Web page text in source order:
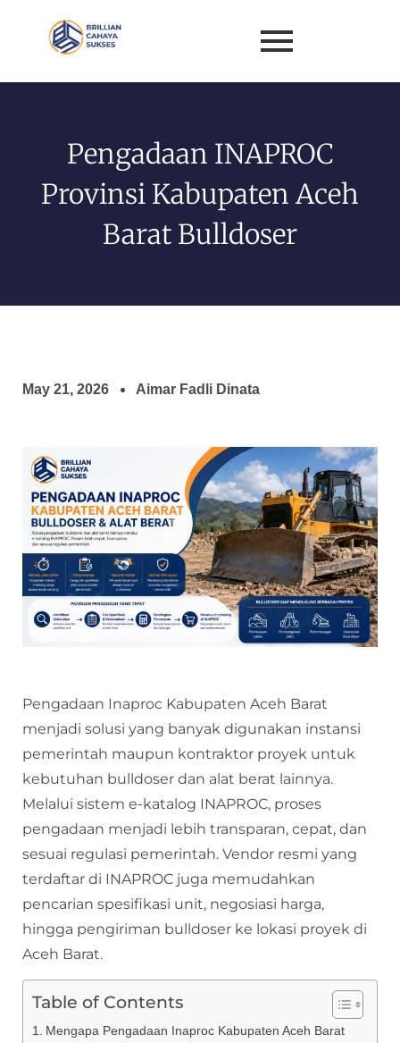
Pengadaan INAPROC
Provinsi Kabupaten Aceh
Barat Bulldoser
May 21, 2026 Aimar Fadli Dinata
Pengadaan Inaproc Kabupaten Aceh Barat
menjadi solusi yang banyak digunakan instansi
pemerintah maupun kontraktor proyek untuk
kebutuhan bulldoser dan alat berat lainnya.
Melalui sistem e-katalog INAPROC, proses
pengadaan menjadi lebih transparan, cepat, dan
sesuai regulasi pemerintah. Vendor resmi yang
terdaftar di INAPROC juga memudahkan
pencarian spesifikasi unit, negosiasi harga,
hingga pengiriman bulldoser ke lokasi proyek di
Aceh Barat.
Table of Contents
Mengapa Pengadaan Inaproc Kabupaten Aceh Barat